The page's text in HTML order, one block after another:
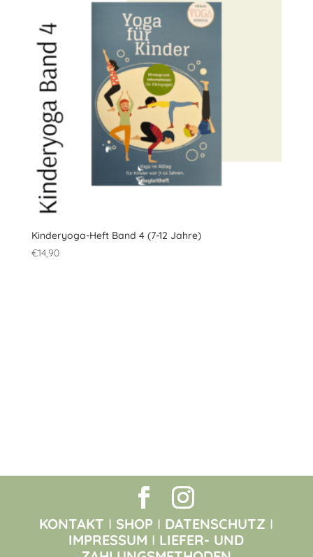
Kinderyoga-Heft Band 4 (7-12 Jahre)
€14,90
KONTAKT I SHOP I DATENSCHUTZ I
IMPRESSUM I LIEFER- UND